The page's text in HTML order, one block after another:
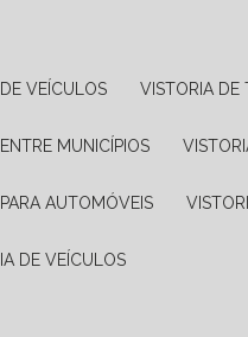
VEÍCULOS VISTORIA
MUNICÍPIOS
AUTOMÓVEIS
DE VEÍCULOS